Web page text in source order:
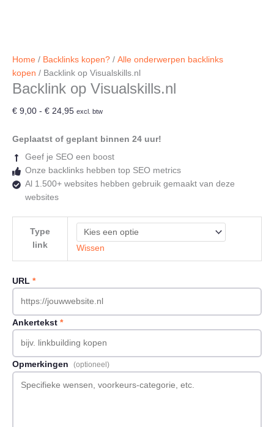
Home / Backlinks kopen? / Alle onderwerpen backlinks
kopen / Backlink op Visualskills.nl
Backlink op Visualskills.nl
€ 9,00 - € 24,95Prijsklasse:
tot
excl. btw
Geplaatst of geplant binnen 24 uur!
Geef je SEO een boost
Onze backlinks hebben top SEO metrics
Al 1.500+ websites hebben gebruik gemaakt van deze
websites
Type
link
Wissen
URL *
Ankertekst *
Opmerkingen (optioneel)